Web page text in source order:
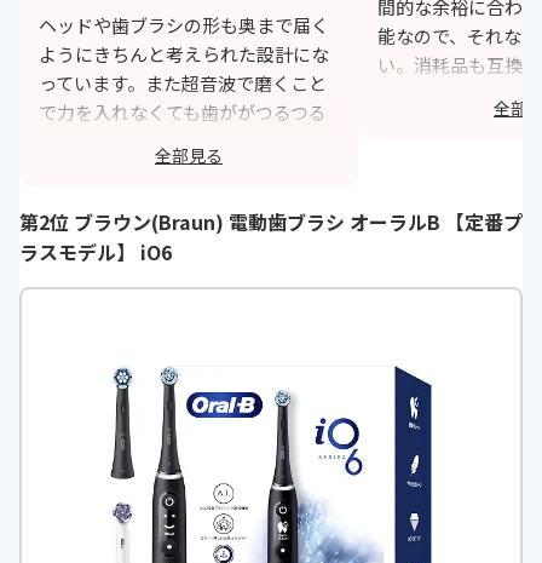
ヘッドや歯ブラシの形も奥まで届く
ようにきちんと考えられた設計にな
っています。また超音波で磨くこと
で力を入れなくても歯ががつるつる
ますが歯磨きについてはいつも褒め
いですがヘッドだけ交換して使うこ
とができるので、全体的に見てコス
パも悪くないと感じています。
全部見る
間的な余裕に合わ
能なので、それな
い。消耗品も互換
パもいい感じ。見
全部
第2位 ブラウン(Braun) 電動歯ブラシ オーラルB 【定番プ
ラスモデル】 iO6